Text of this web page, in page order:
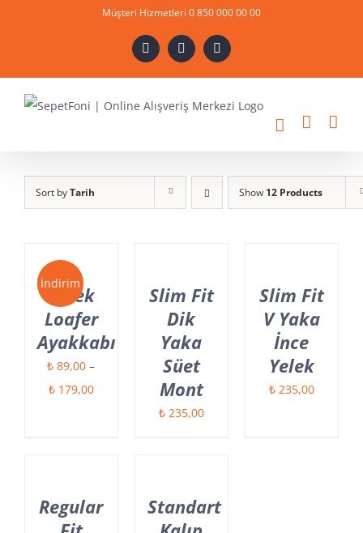
Müşteri Hizmetleri 0 850 000 00 00
X InstagramYouTube
Sort byTarih Show 12 Products
İndirim
Erkek
Loafer
Ayakkabı
₺ 89,00 –
₺179,00Fiyat
Slim Fit
Dik
Yaka
Süet
Mont
₺235,00
Slim Fit
V Yaka
İnce
Yelek
₺235,00
Regular
Standart